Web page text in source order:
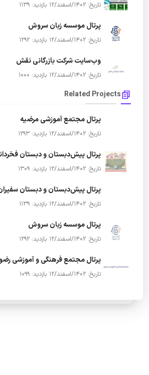
تاریخ: 1402/اسفند/12 بازدید: 1139
پرتال موسسه زبان سروش
تاریخ: 1402/اسفند/12 بازدید: 1292
وب‌سایت شرکت بازرگانی نقش
تاریخ: 1402/اسفند/12 بازدید: 1000
Related Projects
پرتال مجتمع آموزشی مرضیه
تاریخ: 1402/اسفند/12 بازدید: 1293
پرتال پیش‌دبستان و دبستان
تاریخ: 1402/اسفند/12 بازدید: 1309
پرتال پیش‌دبستان و دبستان
تاریخ: 1402/اسفند/12 بازدید: 1139
پرتال موسسه زبان سروش
تاریخ: 1402/اسفند/12 بازدید: 1292
پرتال مجتمع فرهنگی و آموزشی
تاریخ: 1402/اسفند/12 بازدید: 1099